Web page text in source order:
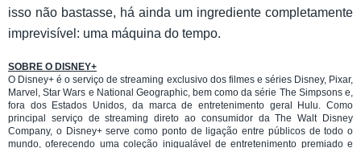
isso não bastasse, há ainda um ingrediente completamente
imprevisível: uma máquina do tempo.
SOBRE O DISNEY+
O Disney+ é o serviço de streaming exclusivo dos filmes e séries Disney, Pixar,
Marvel, Star Wars e National Geographic, bem como da série The Simpsons e,
fora dos Estados Unidos, da marca de entretenimento geral Hulu. Como
principal serviço de streaming direto ao consumidor da The Walt Disney
Company, o Disney+ serve como ponto de ligação entre públicos de todo o
mundo, oferecendo uma coleção inigualável de entretenimento premiado e